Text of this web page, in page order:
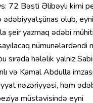
72 Bəsti Əlibəyli kimi
ədəbiyyatşünas olub, eyni
şeir yazmaq ədəbi
nümunələrdəndi
sırada hələlik yalnız
və Kamal Abdulla
nəzəriyyəsi, həm
müstəvisində eyni